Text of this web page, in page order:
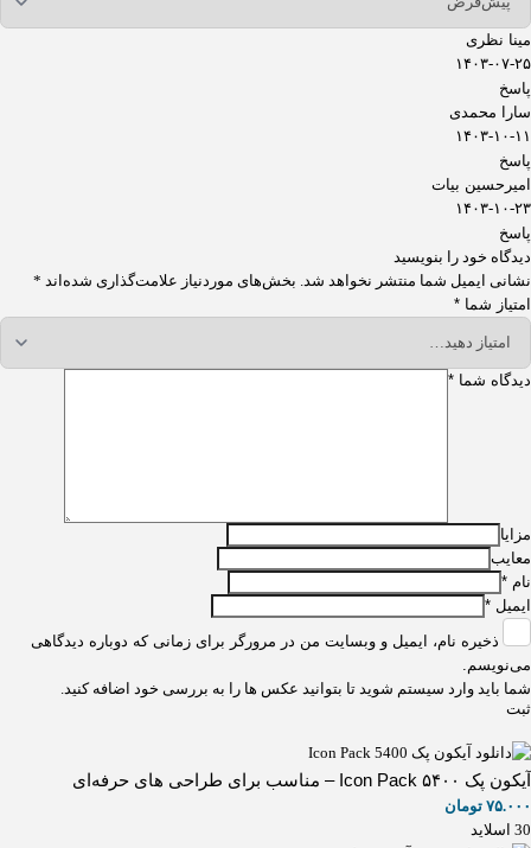
مینا نظری
۱۴۰۳-۰۷-۲۵
پاسخ
سارا محمدی
۱۴۰۳-۱۰-۱۱
پاسخ
امیرحسین بیات
۱۴۰۳-۱۰-۲۳
پاسخ
دیدگاه خود را بنویسید
نشانی ایمیل شما منتشر نخواهد شد. بخش‌های موردنیاز علامت‌گذاری شده‌اند *
امتیاز شما *
دیدگاه شما *
مزایا
معایب
نام *
ایمیل *
ذخیره نام، ایمیل و وبسایت من در مرورگر برای زمانی که دوباره دیدگاهی
می‌نویسم.
شما باید وارد سیستم شوید تا بتوانید عکس ها را به بررسی خود اضافه کنید.
آیکون پک ۵۴۰۰ Icon Pack – مناسب برای طراحی های حرفه‌ای
۷۵.۰۰۰ تومان
30 اسلاید